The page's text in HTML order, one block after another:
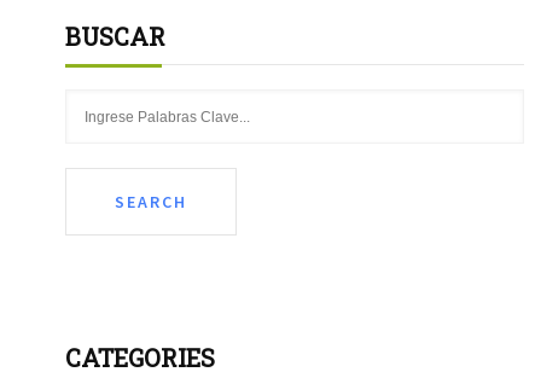
BUSCAR
CATEGORIES